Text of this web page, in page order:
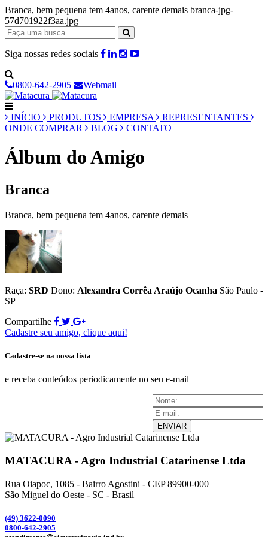
Branca, bem pequena tem 4anos, carente demais branca-jpg-
57d701922f3aa.jpg
Siga nossas redes sociais
0800-642-2905 Webmail
INÍCIO PRODUTOS EMPRESA
REPRESENTANTES
ONDE COMPRAR
BLOG CONTATO
Álbum do Amigo
Branca
Branca, bem pequena tem 4anos, carente demais
Raça: SRD Dono: Alexandra Corrêa Araújo Ocanha São Paulo -
SP
Compartilhe
Cadastre seu amigo, clique aqui!
Cadastre-se na nossa lista
e receba conteúdos periodicamente no seu e-mail
ENVIAR
MATACURA - Agro Industrial Catarinense Ltda
Rua Oiapoc, 1085 - Bairro Agostini - CEP 89900-000
São Miguel do Oeste - SC - Brasil
(49) 3622-0090
0800-642-2905